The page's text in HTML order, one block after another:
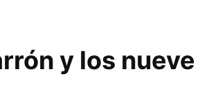
y los